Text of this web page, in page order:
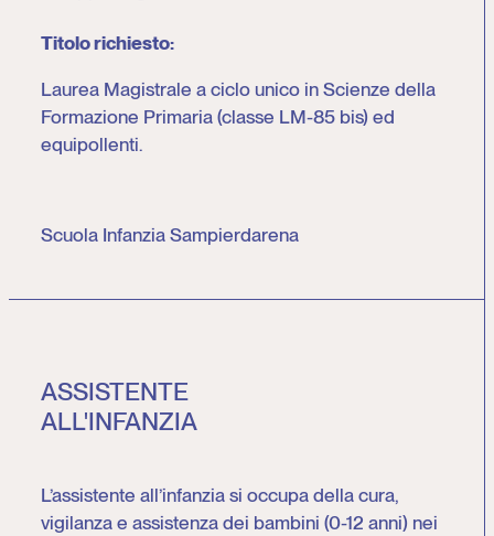
Titolo richiesto:
Laurea Magistrale a ciclo unico in Scienze della
Formazione Primaria (classe LM-85 bis) ed
equipollenti.
Scuola Infanzia Sampierdarena
ASSISTENTE
ALL'INFANZIA
L’assistente all’infanzia si occupa della cura,
vigilanza e assistenza dei bambini (0-12 anni) nei